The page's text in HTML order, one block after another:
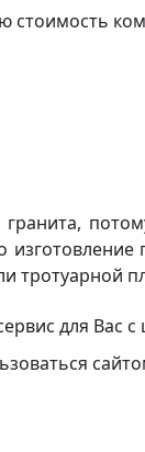
стоимость
тротуарной
для Вас